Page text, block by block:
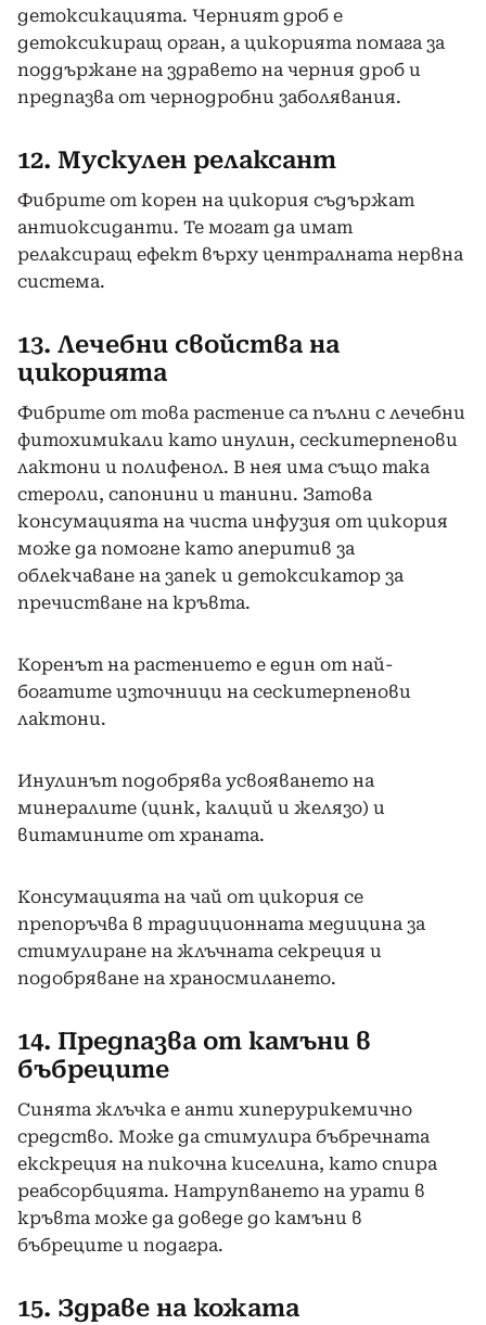
детоксикацията. Черният дроб е
детоксикиращ орган, а цикорията помага за
поддържане на здравето на черния дроб и
предпазва от чернодробни заболявания.
12. Мускулен релаксант
Фибрите от корен на цикория съдържат
антиоксиданти. Те могат да имат
релаксиращ ефект върху централната нервна
система.
13. Лечебни свойства на
цикорията
Фибрите от това растение са пълни с лечебни
фитохимикали като инулин, сескитерпенови
лактони и полифенол. В нея има също така
стероли, сапонини и танини. Затова
консумацията на чиста инфузия от цикория
може да помогне като аперитив за
облекчаване на запек и детоксикатор за
пречистване на кръвта.
Коренът на растението е един от най-
богатите източници на сескитерпенови
лактони.
Инулинът подобрява усвояването на
минералите (цинк, калций и желязо) и
витамините от храната.
Консумацията на чай от цикория се
препоръчва в традиционната медицина за
стимулиране на жлъчната секреция и
подобряване на храносмилането.
14. Предпазва от камъни в
бъбреците
Синята жлъчка е анти хиперурикемично
средство. Може да стимулира бъбречната
екскреция на пикочна киселина, като спира
реабсорбцията. Натрупването на урати в
кръвта може да доведе до камъни в
бъбреците и подагра.
15. Здраве на кожата